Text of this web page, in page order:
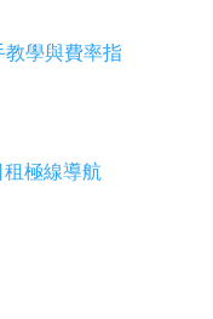
學與費率指
極線導航